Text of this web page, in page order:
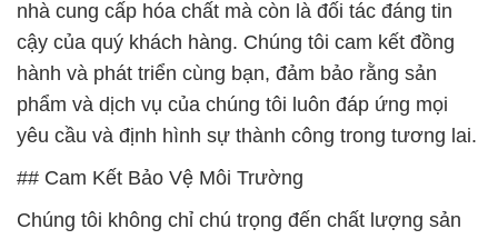
nhà cung cấp hóa chất mà còn là đối tác đáng tin
cậy của quý khách hàng. Chúng tôi cam kết đồng
hành và phát triển cùng bạn, đảm bảo rằng sản
phẩm và dịch vụ của chúng tôi luôn đáp ứng mọi
yêu cầu và định hình sự thành công trong tương lai.
## Cam Kết Bảo Vệ Môi Trường
Chúng tôi không chỉ chú trọng đến chất lượng sản